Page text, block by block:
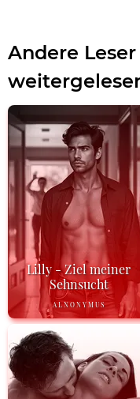
Andere
Lilly - Ziel meiner
Sehnsucht
ALNONYMUS